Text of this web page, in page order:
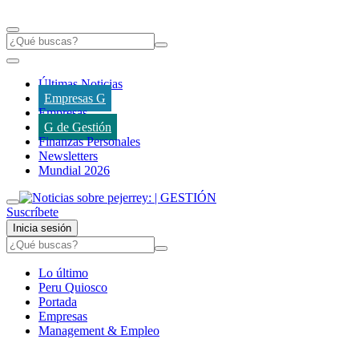
Últimas Noticias
Empresas G
Empresas
G de Gestión
Finanzas Personales
Newsletters
Mundial 2026
Suscríbete
Inicia sesión
Lo último
Peru Quiosco
Portada
Empresas
Management & Empleo